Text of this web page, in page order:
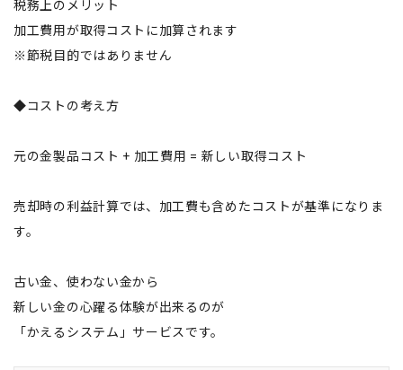
税務上のメリット
加工費用が取得コストに加算されます
※節税目的ではありません
◆コストの考え方
元の金製品コスト + 加工費用 = 新しい取得コスト
売却時の利益計算では、加工費も含めたコストが基準になりま
す。
古い金、使わない金から
新しい金の心躍る体験が出来るのが
「かえるシステム」サービスです。